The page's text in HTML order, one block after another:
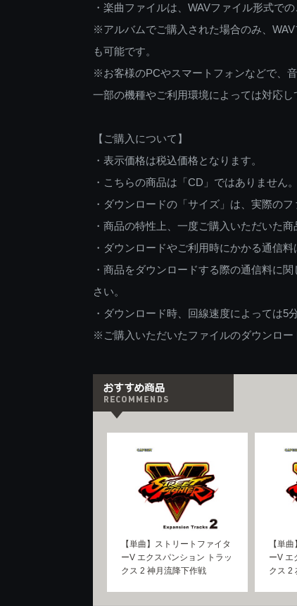
・楽曲ファイルは、WAVファイル形式での
※アルバムでご購入された場合のみ、
も可能です。
※お客様のPCやスマートフォンなどで、
一部の機種やご利用環境によっては対応し
【ご購入について】
・表示価格は税込価格となります。
・こちらの商品は「CD」ではありません
・ダウンロードの「サイズ」は、実際の
・商品の特性上、一度ご購入いただいた
・ダウンロードやご利用時にかかる通信
・商品をダウンロードする際の通信料に
さい。
・ダウンロード時、回線速度によっては5
※ご購入いただいたファイルのダウンロー
【単曲】ストリートファイタ
ーV エクスパンション トラッ
クス 2 神月流降下作戦
【単
ーV エ
クス 2